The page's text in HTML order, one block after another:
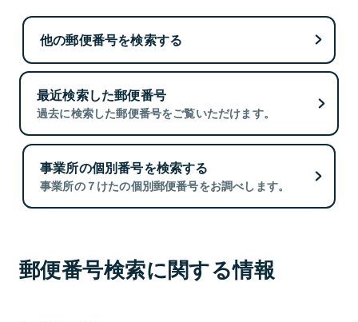
他の郵便番号を検索する
最近検索した郵便番号
過去に検索した郵便番号をご覧いただけます。
事業所の個別番号を検索する
事業所の７けたの個別郵便番号をお調べします。
郵便番号検索に関する情報